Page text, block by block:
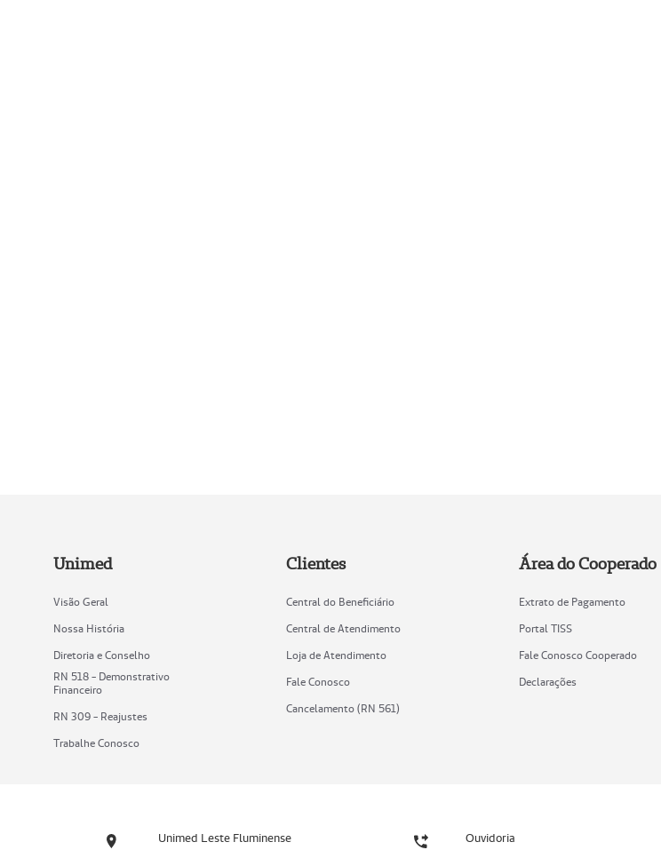
Unimed
Visão Geral
Nossa História
Diretoria e Conselho
RN 518 - Demonstrativo
Financeiro
RN 309 - Reajustes
Trabalhe Conosco
Clientes
Central do Beneficiário
Central de Atendimento
Loja de Atendimento
Fale Conosco
Cancelamento (RN 561)
Área do Cooperado
Extrato de Pagamento
Portal TISS
Fale Conosco Cooperado
Declarações
Unimed Leste Fluminense Ouvidoria